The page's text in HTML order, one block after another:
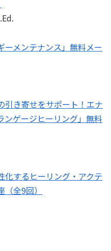
ーメンテナンス」無料メー
引き寄せをサポート！エナ
ンゲージヒーリング」無料
化するヒーリング・アクテ
全9回）